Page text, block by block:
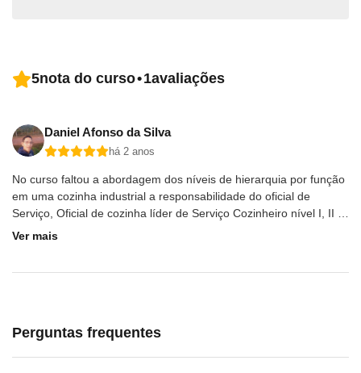
Assim que o pagamento for confirmado (o prazo de
realizar o download do seu certificado.
5nota do curso•1avaliações
Daniel Afonso da Silva
há 2 anos
No curso faltou a abordagem dos níveis de hierarquia por função
em uma cozinha industrial a responsabilidade do oficial de
Serviço, Oficial de cozinha líder de Serviço Cozinheiro nível I, II III
e Chef e Master Chefe.
Ver mais
Perguntas frequentes